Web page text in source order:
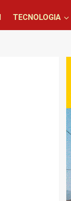
TECNOLOGIA